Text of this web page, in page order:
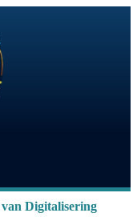
Digitalisering